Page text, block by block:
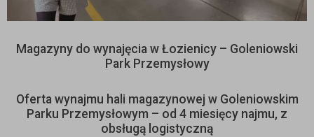
Magazyny do wynajęcia w Łozienicy – Goleniowski
Park Przemysłowy
Oferta wynajmu hali magazynowej w Goleniowskim
Parku Przemysłowym – od 4 miesięcy najmu, z
obsługą logistyczną